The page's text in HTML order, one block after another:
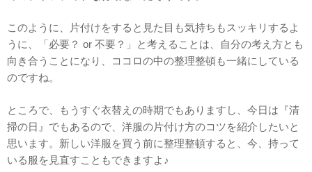
このように、片付けをすると見た目も気持ちもスッキリするよ
うに、「必要？ or 不要？」と考えることは、自分の考え方とも
向き合うことになり、ココロの中の整理整頓も一緒にしている
のですね。
ところで、もうすぐ衣替えの時期でもありますし、今日は『清
掃の日』でもあるので、洋服の片付け方のコツを紹介したいと
思います。新しい洋服を買う前に整理整頓すると、今、持って
いる服を見直すこともできますよ♪